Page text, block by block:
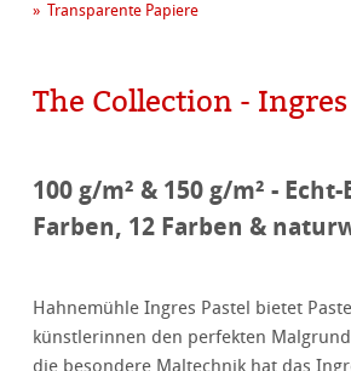
Transparente Papiere
The Collection -
100 g/m² & 150 g/m² -
Farben, 12 Farben &
Hahnemühle Ingres Pastel bietet
künstlerinnen den perfekten
die besondere Maltechnik hat das